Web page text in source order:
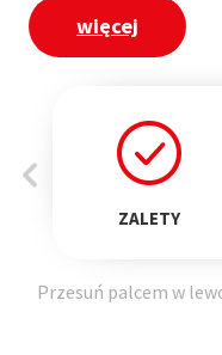
więcej
ZALETY
Przesuń palcem w